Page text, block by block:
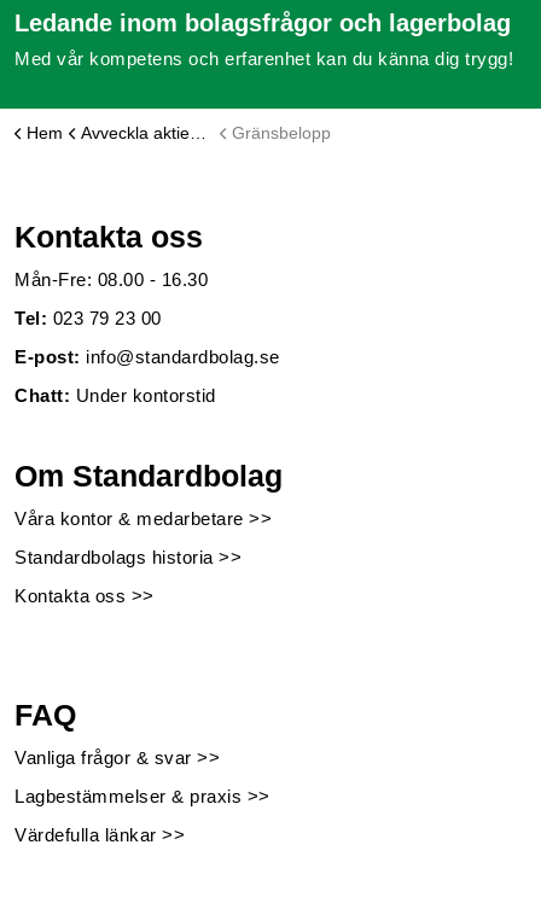
Ledande inom bolagsfrågor och lagerbolag
Med vår kompetens och erfarenhet kan du känna dig trygg!
Hem Avveckla aktiebolag Gränsbelopp
Kontakta oss
Mån-Fre: 08.00 - 16.30
Tel: 023 79 23 00
E-post: info@standardbolag.se
Chatt: Under kontorstid
Om Standardbolag
Våra kontor & medarbetare >>
Standardbolags historia >>
Kontakta oss >>
FAQ
Vanliga frågor & svar >>
Lagbestämmelser & praxis >>
Värdefulla länkar >>